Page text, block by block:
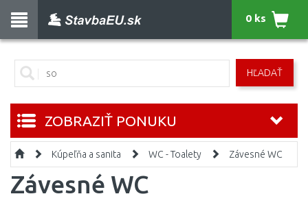
HĽADAŤ
0 ks
ZOBRAZIŤ PONUKU
Kúpeľňa a sanita WC - Toalety Závesné WC
Závesné WC